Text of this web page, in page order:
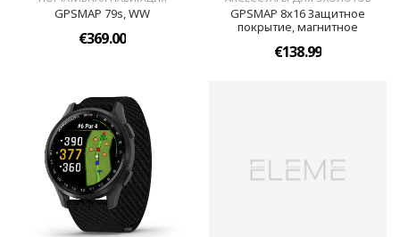
GPSMAP 79s, WW
€369.00
GPSMAP 8x16 Защитное
покрытие, магнитное
€138.99